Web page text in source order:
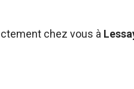
chez vous à